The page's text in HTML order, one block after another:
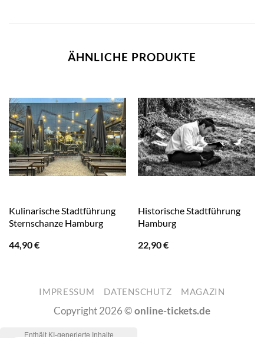
ÄHNLICHE PRODUKTE
Kulinarische Stadtführung
Sternschanze Hamburg
44,90€
Historische Stadtführung
Hamburg
22,90€
IMPRESSUM DATENSCHUTZ MAGAZIN
Copyright 2026 ©online-tickets.de